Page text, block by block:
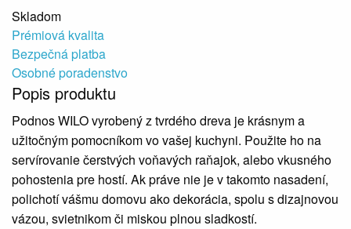
Skladom
Prémiová kvalita
Bezpečná platba
Osobné poradenstvo
Popis produktu
Podnos WILO vyrobený z tvrdého dreva je krásnym a
užitočným pomocníkom vo vašej kuchyni. Použite ho na
servírovanie čerstvých voňavých raňajok, alebo vkusného
pohostenia pre hostí. Ak práve nie je v takomto nasadení,
polichotí vášmu domovu ako dekorácia, spolu s dizajnovou
vázou, svietnikom či miskou plnou sladkostí.